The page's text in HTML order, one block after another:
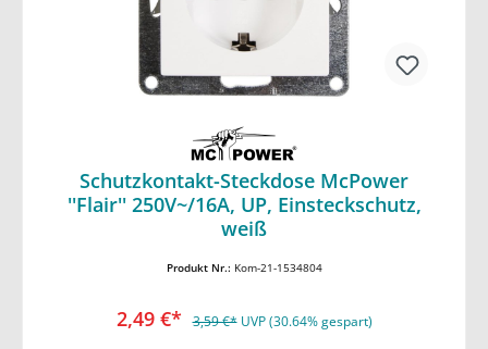
Schutzkontakt-Steckdose McPower
''Flair'' 250V~/16A, UP, Einsteckschutz,
weiß
Produkt Nr.: Kom-21-1534804
2,49 €* 3,59 €* UVP (30.64% gespart)
In den Warenkorb